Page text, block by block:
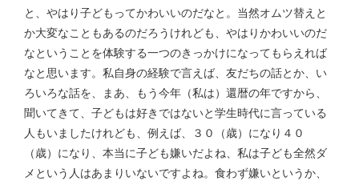
と、やはり子どもってかわいいのだなと。当然オムツ替えと
か大変なこともあるのだろうけれども、やはりかわいいのだ
なということを体験する一つのきっかけになってもらえれば
なと思います。私自身の経験で言えば、友だちの話とか、い
ろいろな話を、まあ、もう今年（私は）還暦の年ですから、
聞いてきて、子どもは好きではないと学生時代に言っている
人もいましたけれども、例えば、３０（歳）になり４０
（歳）になり、本当に子ども嫌いだよね、私は子ども全然ダ
メという人はあまりいないですよね。食わず嫌いというか、